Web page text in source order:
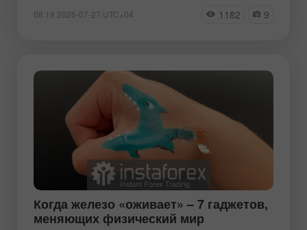
08:19 2026-07-27 UTC+04 1182 9
Когда железо «оживает» – 7 гаджетов,
меняющих физический мир